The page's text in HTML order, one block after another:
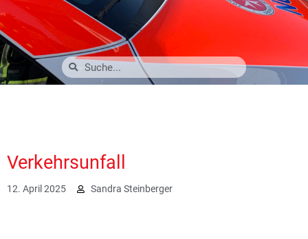
Verkehrsunfall
12. April 2025 Sandra Steinberger